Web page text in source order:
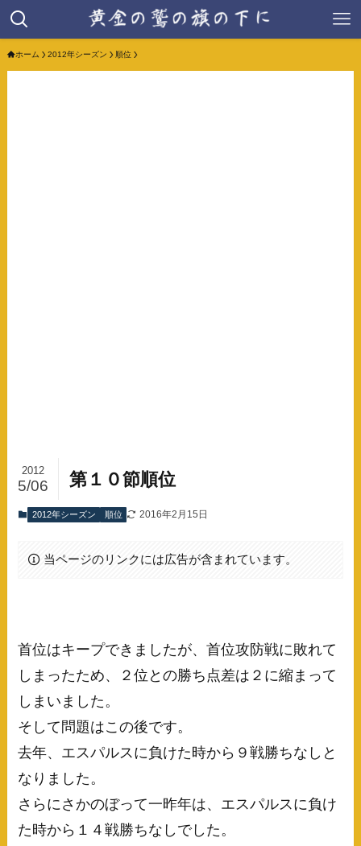
ホーム 2012年シーズン 順位
第１０節順位
2012
5/06
2012年シーズン 順位 2016年2月15日
当ページのリンクには広告が含まれています。
首位はキープできましたが、首位攻防戦に敗れて
しまったため、２位との勝ち点差は２に縮まって
しまいました。
そして問題はこの後です。
去年、エスパルスに負けた時から９戦勝ちなしと
なりました。
さらにさかのぼって一昨年は、エスパルスに負け
た時から１４戦勝ちなしでした。